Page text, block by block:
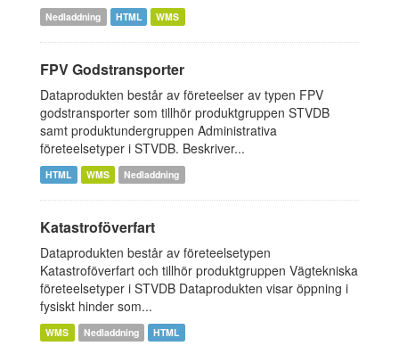
Nedladdning HTML WMS
FPV Godstransporter
Dataprodukten består av företeelser av typen FPV
godstransporter som tillhör produktgruppen STVDB
samt produktundergruppen Administrativa
företeelsetyper i STVDB. Beskriver...
HTML WMS Nedladdning
Katastroföverfart
Dataprodukten består av företeelsetypen
Katastroföverfart och tillhör produktgruppen Vägtekniska
företeelsetyper i STVDB Dataprodukten visar öppning i
fysiskt hinder som...
WMS Nedladdning HTML